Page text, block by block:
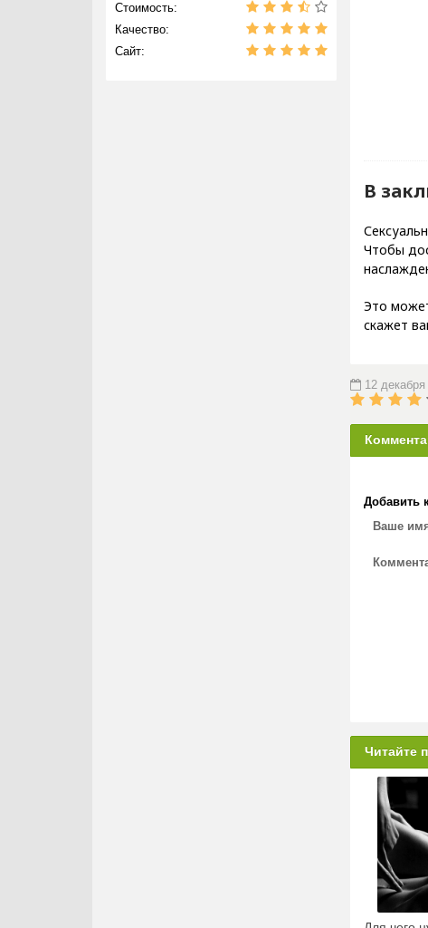
В
Чтобы
Это
скажет
12
Добавить
Ваше
Читайте
Стоимость:
Качество:
Сайт: